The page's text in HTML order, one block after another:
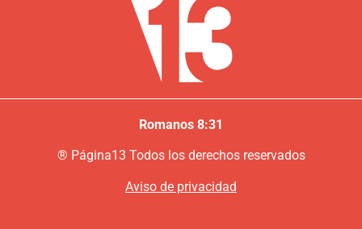
Romanos 8:31
® Página13 Todos los derechos reservados
Aviso de privacidad